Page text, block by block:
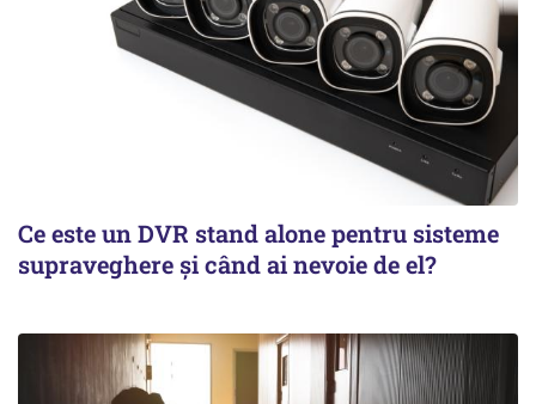
Ce este un DVR stand alone pentru sisteme
supraveghere și când ai nevoie de el?